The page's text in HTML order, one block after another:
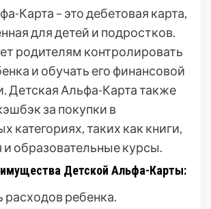
Карта – это дебетовая карта,
для детей и подростков.
родителям контролировать
и обучать его финансовой
Детская Альфа-Карта также
за покупки в
категориях, таких как книги,
и образовательные курсы.
Детской Альфа-Карты:
расходов ребенка.